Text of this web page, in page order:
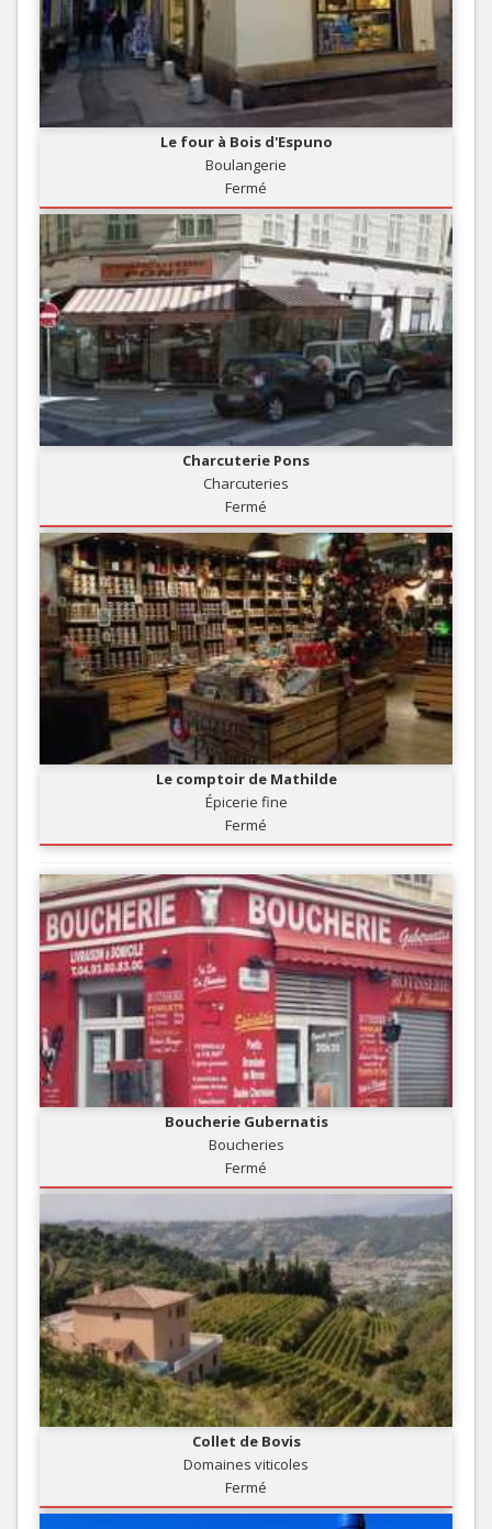
Le four à Bois d'Espuno
Boulangerie
Fermé
Charcuterie Pons
Charcuteries
Fermé
Le comptoir de Mathilde
Épicerie fine
Fermé
Boucherie Gubernatis
Boucheries
Fermé
Collet de Bovis
Domaines viticoles
Fermé